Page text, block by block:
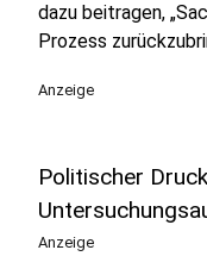
dazu beitragen,
Prozess
Anzeige
Politischer
Anzeige